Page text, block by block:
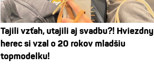
Tajili vzťah, utajili aj svadbu?! Hviezdny
herec si vzal o 20 rokov mladšiu
topmodelku!